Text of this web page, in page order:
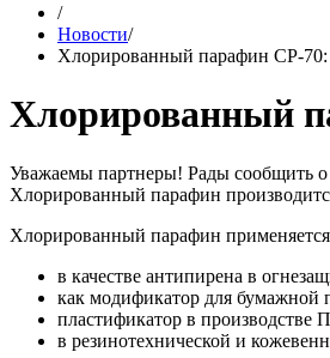
/
Новости/
Хлорированный парафин СР-70:
Хлорированный
Уважаемы партнеры! Рады сообщить
Хлорированный парафин
Хлорированный парафин
в качестве антипирена в
как модификатор для бумажной
пластификатор в производстве
в резинотехнической и